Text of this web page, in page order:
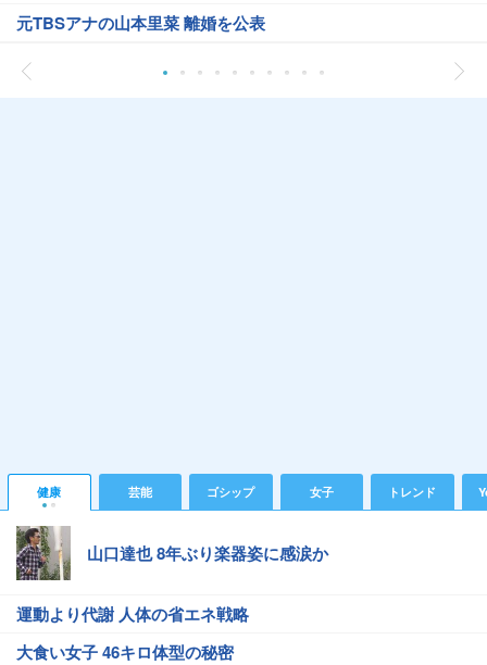
元TBSアナの山本里菜 離婚を公表
健康 芸能 ゴシップ 女子 トレンド
山口達也 8年ぶり楽器姿に感涙か
運動より代謝 人体の省エネ戦略
大食い女子 46キロ体型の秘密